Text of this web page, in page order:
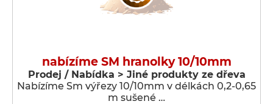
nabízíme SM hranolky 10/10mm
Prodej / Nabídka > Jiné produkty ze dřeva
Nabízíme Sm výřezy 10/10mm v délkách 0,2-0,65
m sušené …